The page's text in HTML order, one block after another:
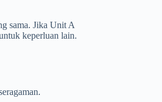
sama. Jika Unit A
keperluan lain.